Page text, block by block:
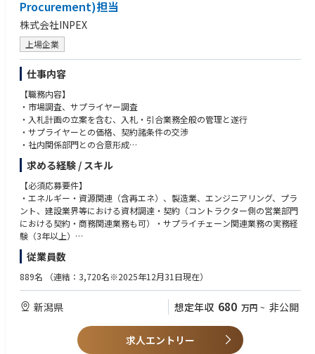
Procurement)担当
株式会社INPEX
上場企業
仕事内容
【職務内容】
・市場調査、サプライヤー調査
・入札計画の立案を含む、入札・引合業務全般の管理と遂行
・サプライヤーとの価格、契約諸条件の交渉
・社内関係部門との合意形成
・発注承認文書の作成、契約書の締結
・発注手配業務
・契約変更管理
・業務プロセス改善
・支出履歴分析、パフォーマンス管理
【応募者へのメッセージ】
努め、熱意を持って対応頂ける方のご応募をお待ちしています。
また、当社が手掛ける調達においては、常に多数の社内外関係者との連
携、調整が不可欠であり、個人の力を最大限に発揮することだけでなくチ
ームの一員、組織人としてプレーできることが何より重要です。優秀なチ
ームプレーヤーを求めています。
サプライチェーンユニット
求める経験 / スキル
【必須応募要件】
・エネルギー・資源関連（含再エネ）、製造業、エンジニアリング、プラ
ント、建設業界等における資材調達・契約（コントラクター側の営業部門
における契約・商務関連業務も可）・サプライチェーン関連業務の実務経
験（3年以上）
【望ましい経験・資格等】
・サービス（建設工事・役務等）契約等の調達もしくは営業経験
に関する知識、使用経験
・国内外のプロジェクトにおけるプロジェクトマネジメントの実務経験
・Excel・Word等による基本的な資料作成スキル
・普通自動車運転免許
従業員数
889名 （連結：3,720名※2025年12月31日現在）
新潟県 想定年収 680 万円 ~ 非公開
求人エントリー